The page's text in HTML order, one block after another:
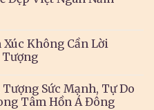
Xúc Không Cần Lời
Sức Mạnh, Tự Do
Tâm Hồn Á Đông